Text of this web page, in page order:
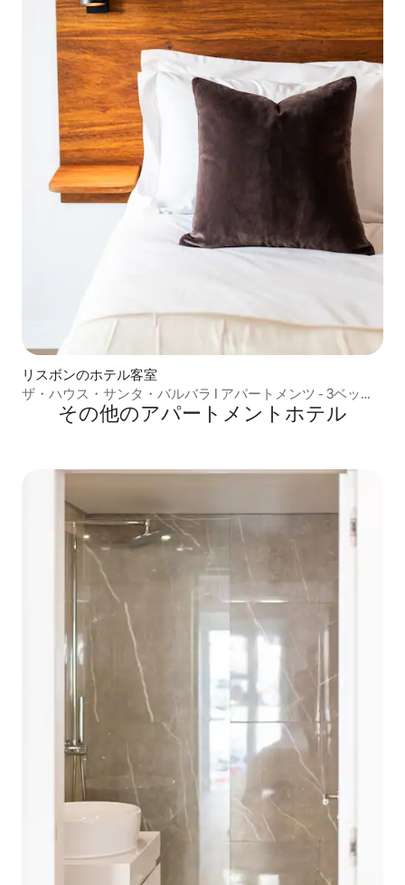
リスボンのホテル客室
ザ・ハウス・サンタ・バルバラ I アパートメンツ - 3ベッド
その他のアパートメントホテル